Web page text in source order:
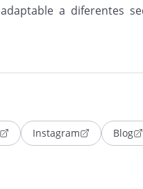
a diferentes
Instagram Blog